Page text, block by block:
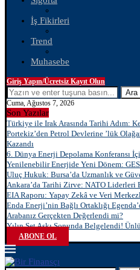
İş Fikirleri
Trend
Muhasebe
Giriş Yapın/Ücretsiz Kayıt Olun
Ara
Cuma, Ağustos 7, 2026
Son Yazılar
Türkiye ile Irak Arasında Tarihi Adım:
Portekiz’den Petrol Devlerine ’lük
Kazandı
6. Dünya Enerji Depolama Konferansı
Yenilenebilir Enerjide Yeni Dönem: GES
Uluç Hukuk: Bursa’da Uzmanlık ve
Ankara’da Tarihi Zirve: NATO Liderleri
EIA Raporu: Yapay Zekâ ve Veri
Enda Enerji’nin Bağlı Ortaklığı
Arabanız Gerçekten Değerlendi mi?
Yılın Set Aşkı Sonunda Belgelendi!
ABONE OL